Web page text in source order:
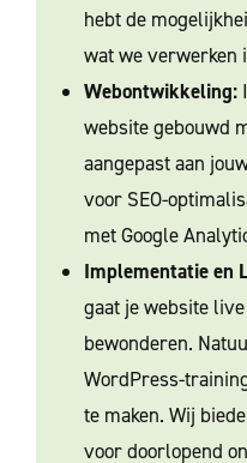
hebt de
wat we verwerken
Webontwikkeling:
website gebouwd
aangepast aan
voor SEO-
met Google
Implementatie en
gaat je website
bewonderen.
WordPress-
te maken. Wij
voor doorlopend